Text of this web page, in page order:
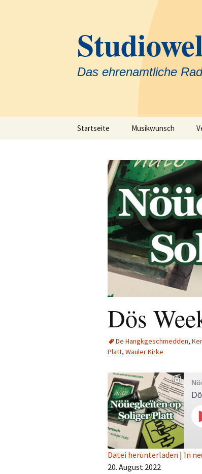
Das ehrenamtliche
Startseite Musikwunsch
Dös
De Hangkgeschmedden,
Platt, Wauler Kirke
TEILEN
Datei herunterladen | In
20. August 2022